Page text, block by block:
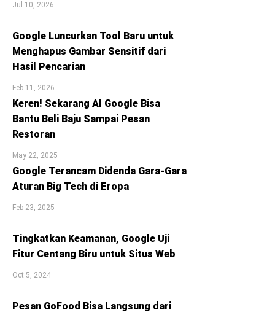
Jul 10, 2026
Google Luncurkan Tool Baru untuk
Menghapus Gambar Sensitif dari
Hasil Pencarian
Feb 11, 2026
Keren! Sekarang AI Google Bisa
Bantu Beli Baju Sampai Pesan
Restoran
May 22, 2025
Google Terancam Didenda Gara-Gara
Aturan Big Tech di Eropa
Feb 23, 2025
Tingkatkan Keamanan, Google Uji
Fitur Centang Biru untuk Situs Web
Oct 5, 2024
Pesan GoFood Bisa Langsung dari